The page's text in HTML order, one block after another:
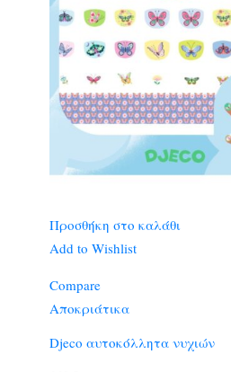
Προσθήκη στο καλάθι
Add to Wishlist
Compare
Αποκριάτικα
Djeco αυτοκόλλητα νυχιών